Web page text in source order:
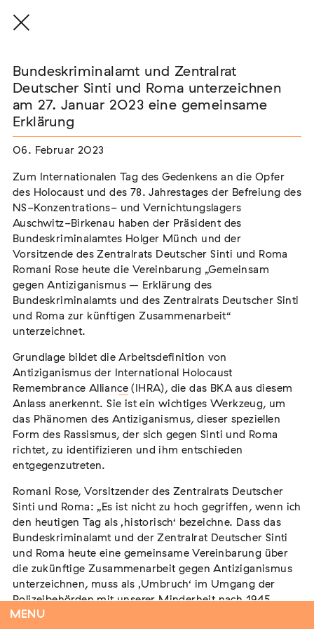
MENU
Bundeskriminalamt und
Zentralrat Deutscher Sinti und
Roma unterzeichnen am 27.
Januar 2023 eine gemeinsame
Erklärung
Zum Internationalen Tag des Gedenkens an die Opfer des
Holocaust und des 78. Jahrestages der Befreiung des NS-
Konzentrations- und Vernichtungslagers Auschwitz-
Birkenau haben der Präsident des Bundeskriminalamtes
Holger Münch und der Vorsitzende des Zentralrats
Deutscher Sinti und Roma Romani Rose heute die
Vereinbarung „Gemeinsam gegen Antiziganismus –
Deutscher Sinti und Roma zur künftigen
Zusammenarbeit“ unterzeichnet.
Grundlage bildet dieArbeitsdefinition von
Antiziganismus der International Holocaust
Remembrance Alliance(IHRA), die das BKA aus diesem
Anlass anerkennt. Sie ist ein wichtiges Werkzeug, um das
Phänomen des Antiziganismus, dieser speziellen Form
identifizieren und ihm entschieden entgegenzutreten.
Romani Rose, Vorsitzender des Zentralrats Deutscher
Sinti und Roma: „Es ist nicht zu hoch gegriffen, wenn ich
den heutigen Tag als ‚historisch‘ bezeichne. Dass das
Bundeskriminalamt und der Zentralrat Deutscher Sinti
und Roma heute eine gemeinsame Vereinbarung über die
zukünftige Zusammenarbeit gegen Antiziganismus
unterzeichnen, muss als ‚Umbruch‘ im Umgang der
Bundeskriminalamt und Zentralrat
Deutscher Sinti und Roma unterzeichnen
am 27. Januar 2023 eine gemeinsame
Erklärung
06. Februar 2023
Zum Internationalen Tag des Gedenkens an die Opfer
des Holocaust und des 78. Jahrestages der Befreiung des
NS-Konzentrations- und Vernichtungslagers
Auschwitz-Birkenau haben der Präsident des
Bundeskriminalamtes Holger Münch und der
Vorsitzende des Zentralrats Deutscher Sinti und Roma
Romani Rose heute die Vereinbarung „Gemeinsam
gegen Antiziganismus – Erklärung des
Bundeskriminalamts und des Zentralrats Deutscher Sinti
und Roma zur künftigen Zusammenarbeit“
unterzeichnet.
Grundlage bildet dieArbeitsdefinition von
Antiziganismus der International Holocaust
Remembrance Alliance (IHRA), die das BKA aus diesem
Anlass anerkennt. Sie ist ein wichtiges Werkzeug, um
das Phänomen des Antiziganismus, dieser speziellen
Form des Rassismus, der sich gegen Sinti und Roma
richtet, zu identifizieren und ihm entschieden
entgegenzutreten.
Romani Rose, Vorsitzender des Zentralrats Deutscher
Sinti und Roma: „Es ist nicht zu hoch gegriffen, wenn ich
den heutigen Tag als ‚historisch‘ bezeichne. Dass das
Bundeskriminalamt und der Zentralrat Deutscher Sinti
und Roma heute eine gemeinsame Vereinbarung über
die zukünftige Zusammenarbeit gegen Antiziganismus
unterzeichnen, muss als ‚Umbruch‘ im Umgang der
Polizeibehörden mit unserer Minderheit nach 1945
bewertet werden.“